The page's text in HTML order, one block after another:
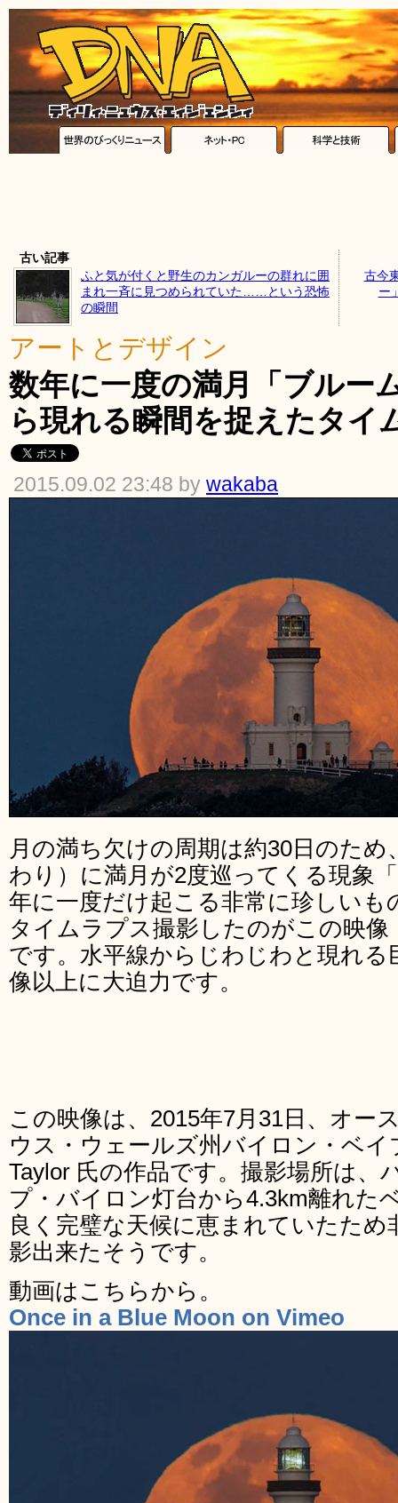
古い記事
ふと気が付くと野生のカンガルーの群れに囲
まれ一斉に見つめられていた……という恐怖
の瞬間
古今
ー
アートとデザイン
数年に一度の満月「ブルー
ら現れる瞬間を捉えたタイ
2015.09.02 23:48 by wakaba
月の満ち欠けの周期は約30日のた
わり）に満月が2度巡ってくる現象
年に一度だけ起こる非常に珍しいも
タイムラプス撮影したのがこの映像
です。水平線からじわじわと現れる
像以上に大迫力です。
この映像は、2015年7月31日、オー
ウス・ウェールズ州バイロン・ベイ
Taylor 氏の作品です。撮影場所は、
プ・バイロン灯台から4.3km離れた
良く完璧な天候に恵まれていたた
影出来たそうです。
動画はこちらから。
Once in a Blue Moon on Vimeo